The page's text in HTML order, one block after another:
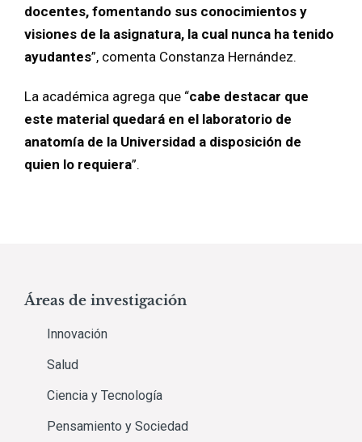
docentes, fomentando sus conocimientos y
visiones de la asignatura, la cual nunca ha tenido
ayudantes”, comenta Constanza Hernández.
La académica agrega que “cabe destacar que
este material quedará en el laboratorio de
anatomía de la Universidad a disposición de
quien lo requiera”.
Áreas de investigación
Innovación
Salud
Ciencia y Tecnología
Pensamiento y Sociedad